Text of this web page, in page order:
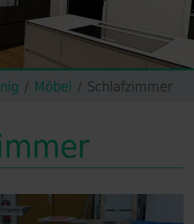
Möbel Schlafzimmer